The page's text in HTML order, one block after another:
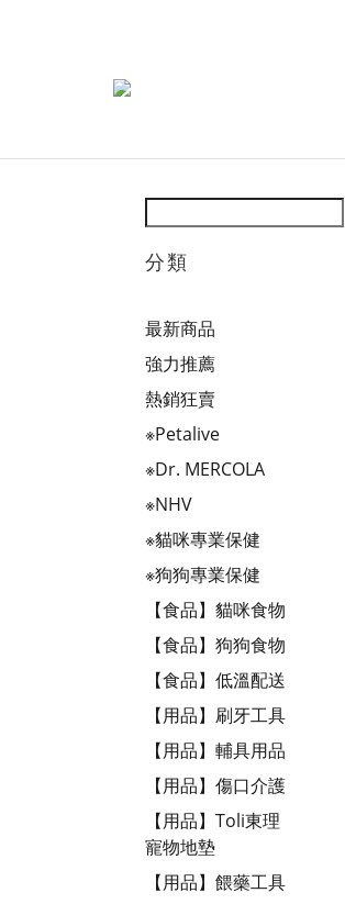
分類
最新商品
強力推薦
熱銷狂賣
※Petalive
※Dr. MERCOLA
※NHV
※貓咪專業保健
※狗狗專業保健
【食品】貓咪食物
【食品】狗狗食物
【食品】低溫配送
【用品】刷牙工具
【用品】輔具用品
【用品】傷口介護
【用品】Toli東理
寵物地墊
【用品】餵藥工具